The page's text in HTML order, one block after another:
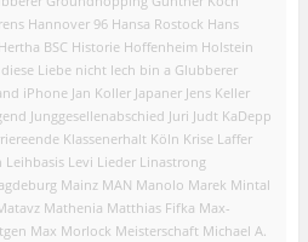
Hannover 96 Hansa Rostock Hans
Hertha BSC Historie Hoffenheim Holstein
Liebe nicht Iech bin a Glubberer
iPhone Jan Koller Japaner Jens Keller
Junggesellenabschied Juri Judt KaDepp
Klassenerhalt Köln Krise Laffer
Leihbasis Levi Lieder Linastrong
Mainz MAN Manolo Marek Mintal
Mathenia Matthias Fifka Max-
Max Morlock Meisterschaft Michael A.